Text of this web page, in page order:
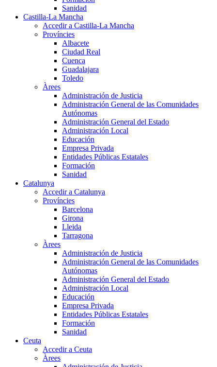
Sanidad
Castilla-La Mancha
Accedir a Castilla-La Mancha
Províncies
Albacete
Ciudad Real
Cuenca
Guadalajara
Toledo
Àrees
Administración de Justicia
Administración General de las Comunidades
Autónomas
Administración General del Estado
Administración Local
Educación
Empresa Privada
Entidades Públicas Estatales
Formación
Sanidad
Catalunya
Accedir a Catalunya
Províncies
Barcelona
Girona
Lleida
Tarragona
Àrees
Administración de Justicia
Administración General de las Comunidades
Autónomas
Administración General del Estado
Administración Local
Educación
Empresa Privada
Entidades Públicas Estatales
Formación
Sanidad
Ceuta
Accedir a Ceuta
Àrees